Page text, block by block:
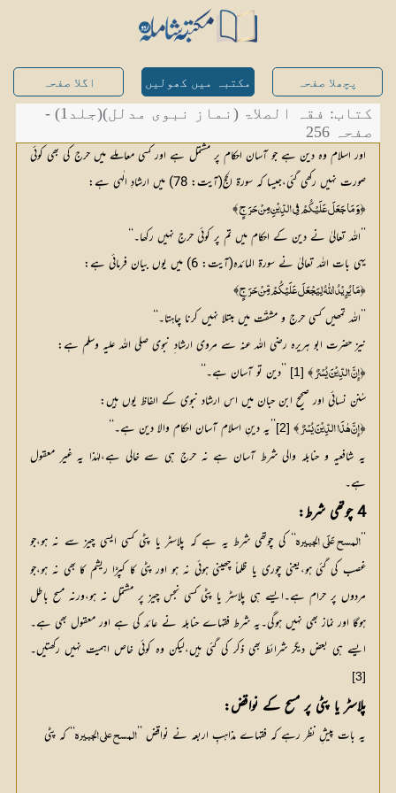
پچھلا صفحہ مکتبہ میں کھولیں اگلا صفحہ
کتاب: فقہ الصلاۃ (نماز نبوی مدلل)(جلد1) -
صفحہ 256
اور اسلام وہ دین ہے جو آسان احکام پر مشتمل ہے اور کسی معاملے میں حرج کی بھی کوئی
صورت نہیں رکھی گئی،جیسا کہ سورۃ الحج(آیت: 78) میں ارشادِ الٰہی ہے:
﴿وَ مَا جَعَلَ عَلَیْکُمْ فِی الدِّیْنِ مِنْ حَرَجٍ ﴾
’’اللہ تعالیٰ نے دین کے احکام میں تم پر کوئی حرج نہیں رکھا۔‘‘
یہی بات اللہ تعالیٰ نے سورۃ المائدہ(آیت: 6) میں یوں بیان فرمائی ہے:
﴿مَا یُرِیْدُ اللّٰہُ لِیَجْعَلَ عَلَیْکُمْ مِّنْ حَرَجٍ﴾
’’اللہ تمھیں کسی حرج و مشقّت میں مبتلا نہیں کرنا چاہتا۔‘‘
نیز حضرت ابو ہریرہ رضی اللہ عنہ سے مروی ارشاد ِ نبوی صلی اللہ علیہ وسلم ہے:
﴿إِنَّ الدِّیْنَ یُسْرٌ ﴾ [1]
’’دین تو آسان ہے۔‘‘
سُنن نسائی اور صحیح ابن حبان میں اس ارشاد نبوی کے الفاظ یوں ہیں:
﴿إِنَّ ہٰذَا الدِّیْنَ یُسْرٌ ﴾ [2]
’’یہ دینِ اسلام آسان احکام والا دین ہے۔‘‘
یہ شافعیہ و حنابلہ والی شرط آسان ہے نہ حرج ہی سے خالی ہے،لہٰذا یہ غیر معقول
ہے۔
4 چوتھی شرط:
المسح عَلَی الجبیرہ
‘‘ کی چوتھی شرط یہ ہے کہ پلاسٹر یا پٹی کسی ایسی چیز سے نہ ہو،جو
غصب کی گئی ہو،یعنی چوری یا ظلماً چھینی ہوئی نہ ہو اور پٹی کا کپڑا ریشم کا بھی نہ ہو،جو
ہوگا اور نماز بھی نہیں ہوگی۔یہ شرط فقہاے حنابلہ نے عائد کی ہے اور معقول بھی ہے۔
ایسے ہی بعض دیگر شرائط بھی ذکر کی گئی ہیں،لیکن وہ کوئی خاص اہمیت نہیں رکھتیں۔
[3]
پلاسٹر یا پٹی پر مسح کے نواقض:
یہ بات پیشِ نظر رہے کہ فقہاے مذاہبِ اربعہ نے نواقض ’’ المسح علی الجبیرہ ‘‘ کہ پٹی